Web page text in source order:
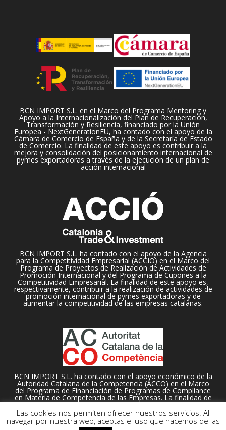
BCN IMPORT S.L. en el Marco del Programa Mentoring y
Apoyo a la Internacionalización del Plan de Recuperación,
Transformación y Resiliencia, financiado por la Unión
Europea - NextGenerationEU, ha contado con el apoyo de la
Cámara de Comercio de España y de la Secretaría de Estado
de Comercio. La finalidad de este apoyo es contribuir a la
mejora y consolidación del posicionamiento internacional de
pymes exportadoras a través de la ejecución de un plan de
acción internacional
BCN IMPORT S.L. ha contado con el apoyo de la Agencia
para la Competitividad Empresarial (ACCIO) en el Marco del
Programa de Proyectos de Realización de Actividades de
Promoción Internacional y del Programa de Cupones a la
Competitividad Empresarial. La finalidad de este apoyo es,
respectivamente, contribuir a la realización de actividades de
promoción internacional de pymes exportadoras y de
aumentar la competitividad de las empresas catalanas.
BCN IMPORT S.L. ha contado con el apoyo económico de la
Autoridad Catalana de la Competencia (ACCO) en el Marco
del Programa de Financiación de Programas de Compliance
en Materia de Competencia de las Empresas. La finalidad de
este apoyo es contribuir a la adopción e implantación en la
organización empresarial de un programa de compliance o
de cumplimiento normativo en materia de competencia.
2018-2024 BCNImport S. L. -Política de privacidad-Cookies
Las cookies nos permiten ofrecer nuestros servicios. Al
navegar por nuestra web, aceptas el uso que hacemos de las